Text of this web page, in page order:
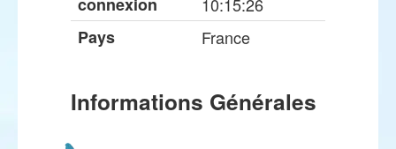
Pays
France
Informations Générales